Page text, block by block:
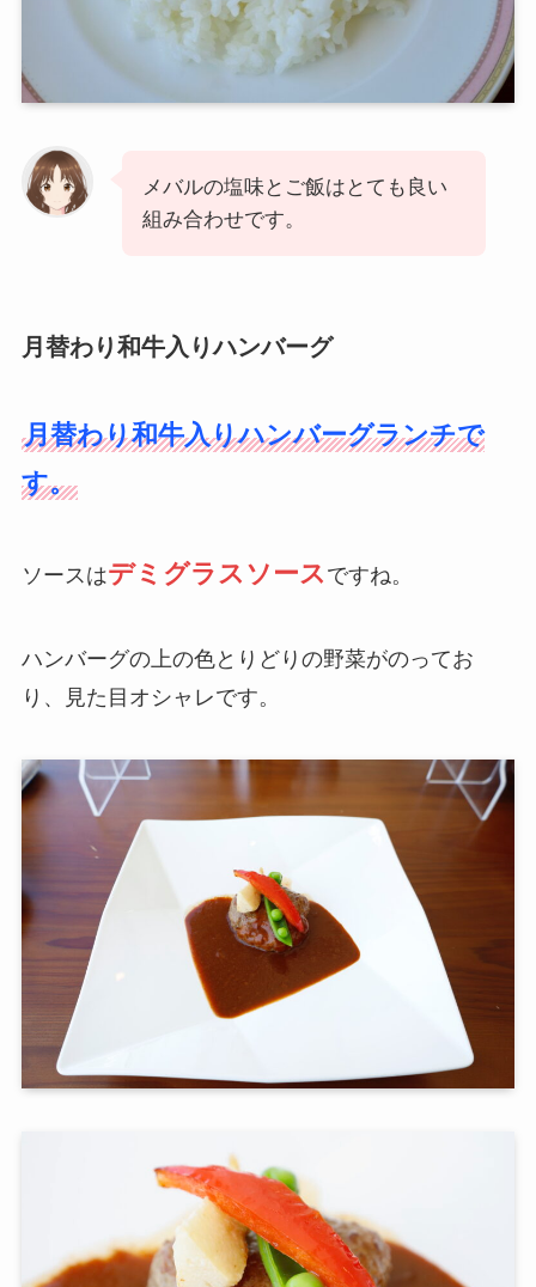
メバルの塩味とご飯はとても良い
組み合わせです。
月替わり和牛入りハンバーグ
月替わり和牛入りハンバーグランチで
す。
ソースはデミグラスソース ですね。
ハンバーグの上の色とりどりの野菜がのってお
り、見た目オシャレです。